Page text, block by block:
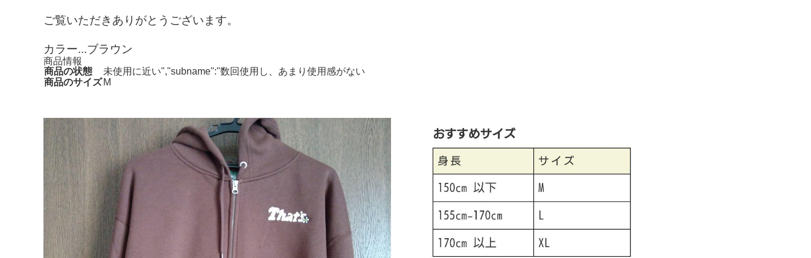
ご覧いただきありがとうございます。
カラー...ブラウン
商品情報
商品の状態
未使用に近い","subname":"数回使用し、あまり使用感がない
商品のサイズ M